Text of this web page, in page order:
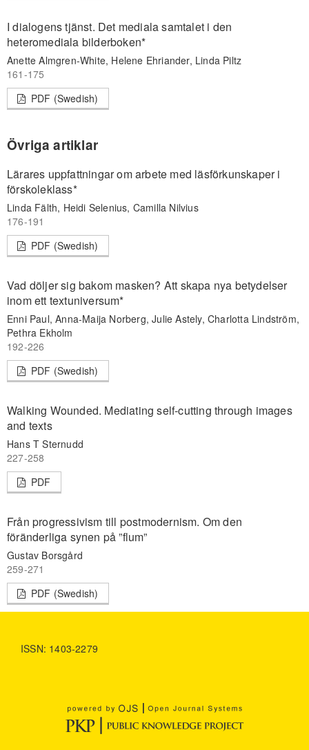
I dialogens tjänst. Det mediala samtalet i den
heteromediala bilderboken*
Anette Almgren-White, Helene Ehriander, Linda Piltz
161-175
PDF (Swedish)
Övriga artiklar
Lärares uppfattningar om arbete med läsförkunskaper i
förskoleklass*
Linda Fälth, Heidi Selenius, Camilla Nilvius
176-191
PDF (Swedish)
Vad döljer sig bakom masken? Att skapa nya betydelser
inom ett textuniversum*
Enni Paul, Anna-Maija Norberg, Julie Astely, Charlotta Lindström,
Pethra Ekholm
192-226
PDF (Swedish)
Walking Wounded. Mediating self-cutting through images
and texts
Hans T Sternudd
227-258
PDF
Från progressivism till postmodernism. Om den
föränderliga synen på ”flum”
Gustav Borsgård
259-271
PDF (Swedish)
ISSN: 1403-2279